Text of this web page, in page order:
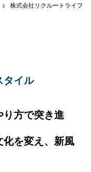
株式会社リクルートライフ
タイル
方で突き進
を変え、新風